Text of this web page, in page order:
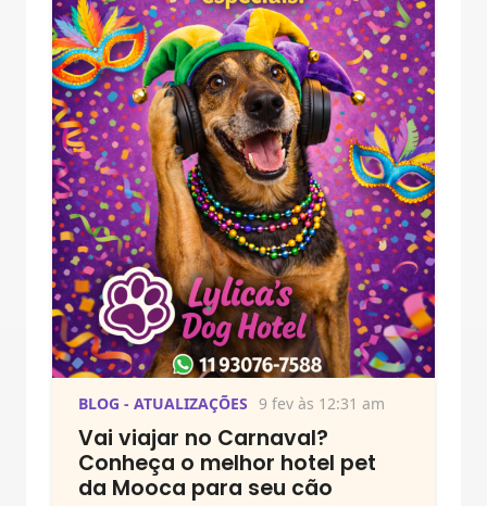
BLOG - ATUALIZAÇÕES 9 fev às 12:31 am
Vai viajar no Carnaval?
Conheça o melhor hotel pet
da Mooca para seu cão